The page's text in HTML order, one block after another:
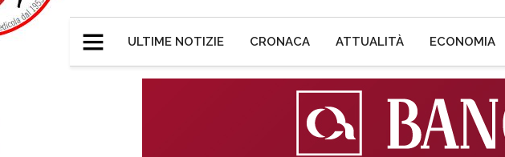
ULTIME NOTIZIE CRONACA ATTUALITÀ ECONOMIA